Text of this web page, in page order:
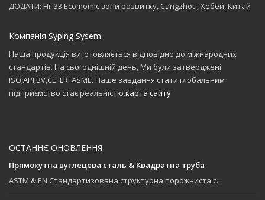
ДОДАТИ: Ні. 33 Ecomomic зони розвитку, Cangzhou, Хебей, Китай
Компанія Syping Sysem
Наша продукція виготовляється відповідно до міжнародних
стандартів. На сьогоднішній день, Ми були затверджені
ISO,API,BV,CE. LR. ASME. Наше завдання стати глобальним
підприємство стає реальністю.карта сайту
ОСТАННЄ ОНОВЛЕННЯ
Прямокутна вуглецева сталь & Квадратна труба
ASTM & EN Стандартизована структурна порожниста с...